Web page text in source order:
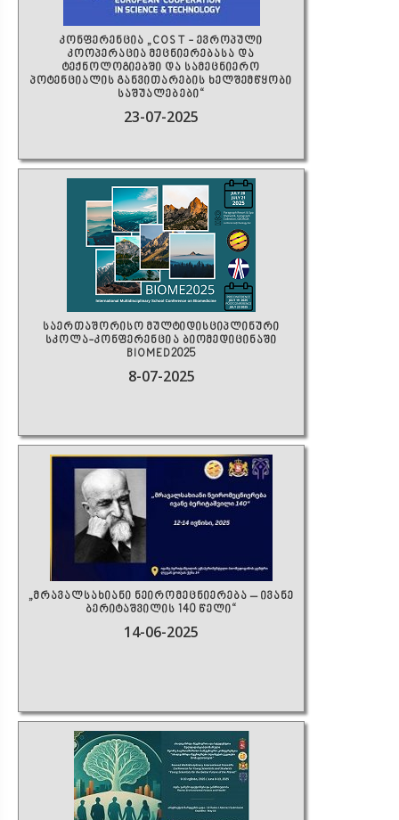
კონფერენცია „COST - ევროპული
კოოპერაცია მეცნიერებასა და
ტექნოლოგიებში და სამეცნიერო
პოტენციალის განვითარების ხელშემწყობი
საშუალებები“
23-07-2025
საერთაშორისო მულტიდისციპლინური
სკოლა-კონფერენცია ბიომედიცინაში
BIOMED2025
8-07-2025
„მრავალსახიანი ნეირომეცნიერება – ივანე
ბერიტაშვილის 140 წელი“
14-06-2025